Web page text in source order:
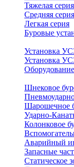
Тяжелая серия
Средняя серия
Легкая серия
Буровые
Установка
Установка
Шнековое
Шарошечное
Ударно-
Колонковое
Аварийный
Запасные
Статическое